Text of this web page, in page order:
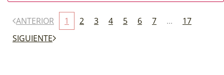
ANTERIOR 1 2 3 4 5 6 7 ...
17
SIGUIENTE